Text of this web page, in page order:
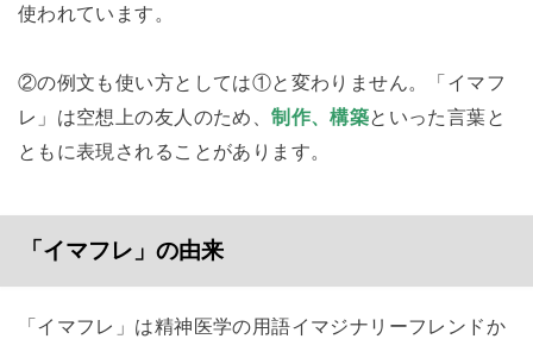
使われています。
②の例文も使い方としては①と変わりません。「イマフ
レ」は空想上の友人のため、制作、構築といった言葉と
ともに表現されることがあります。
「イマフレ」の由来
「イマフレ」は精神医学の用語イマジナリーフレンドか